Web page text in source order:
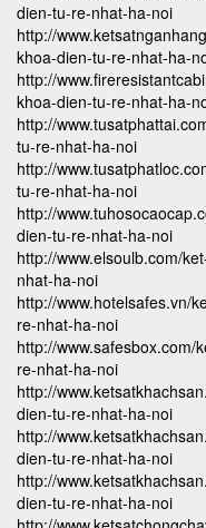
dien-tu-re-nhat-ha-noi
http://
khoa-dien-tu-re-nhat-ha-
http://
khoa-dien-tu-re-nhat-ha-
http://
tu-re-nhat-ha-noi
http://
tu-re-nhat-ha-noi
http://
dien-tu-re-nhat-ha-noi
http://www.elsoulb.com/
nhat-ha-noi
http://www.hotelsafes.vn/
re-nhat-ha-noi
http://www.safesbox.com/
re-nhat-ha-noi
http://
dien-tu-re-nhat-ha-noi
http://
dien-tu-re-nhat-ha-noi
http://
dien-tu-re-nhat-ha-noi